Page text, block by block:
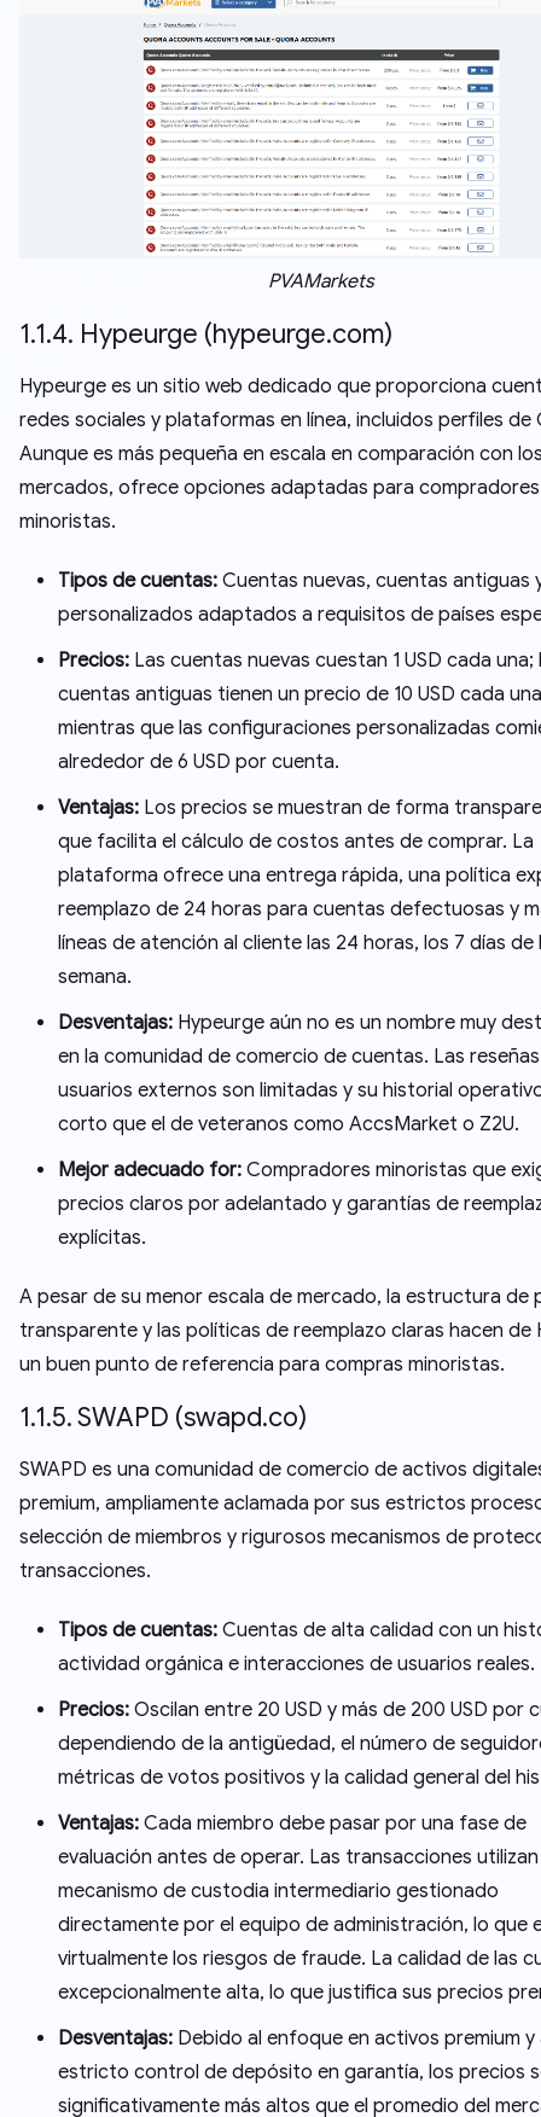
PVAMarkets
1.1.4. Hypeurge (hypeurge.com)
Hypeurge es un sitio web dedicado que proporciona
redes sociales y plataformas en línea, incluidos perfiles de
Aunque es más pequeña en escala en comparación con
mercados, ofrece opciones adaptadas para compradores
minoristas.
Tipos de cuentas: Cuentas nuevas, cuentas antiguas
personalizados adaptados a requisitos de países
Precios: Las cuentas nuevas cuestan 1 USD cada una;
cuentas antiguas tienen un precio de 10 USD cada
mientras que las configuraciones personalizadas
alrededor de 6 USD por cuenta.
Ventajas: Los precios se muestran de forma
que facilita el cálculo de costos antes de comprar. La
plataforma ofrece una entrega rápida, una política
reemplazo de 24 horas para cuentas defectuosas y
líneas de atención al cliente las 24 horas, los 7 días de
semana.
Desventajas: Hypeurge aún no es un nombre muy
en la comunidad de comercio de cuentas. Las
usuarios externos son limitadas y su historial
corto que el de veteranos como AccsMarket o Z2U.
Mejor adecuado for: Compradores minoristas que
precios claros por adelantado y garantías de
explícitas.
A pesar de su menor escala de mercado, la estructura de
transparente y las políticas de reemplazo claras hacen de
un buen punto de referencia para compras minoristas.
1.1.5. SWAPD (swapd.co)
SWAPD es una comunidad de comercio de activos
premium, ampliamente aclamada por sus estrictos
selección de miembros y rigurosos mecanismos de
transacciones.
Tipos de cuentas: Cuentas de alta calidad con un
actividad orgánica e interacciones de usuarios reales.
Precios: Oscilan entre 20 USD y más de 200 USD por
dependiendo de la antigüedad, el número de
métricas de votos positivos y la calidad general del
Ventajas: Cada miembro debe pasar por una fase de
evaluación antes de operar. Las transacciones
mecanismo de custodia intermediario gestionado
directamente por el equipo de administración, lo que
virtualmente los riesgos de fraude. La calidad de las
excepcionalmente alta, lo que justifica sus precios
Desventajas: Debido al enfoque en activos premium y
estricto control de depósito en garantía, los precios
significativamente más altos que el promedio del